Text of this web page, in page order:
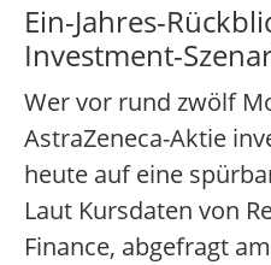
Ein-Jahres-
Investment-
Wer vor rund zwölf
AstraZeneca-Aktie
heute auf eine
Laut Kursdaten von
Finance, abgefragt